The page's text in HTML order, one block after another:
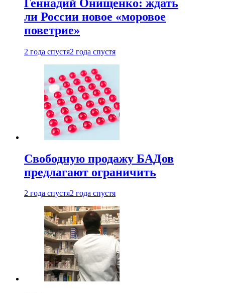
Геннадий Онищенко: ждать
ли России новое «моровое
поветрие»
2 года спустя2 года спустя
Свободную продажу БАДов
предлагают ограничить
2 года спустя2 года спустя